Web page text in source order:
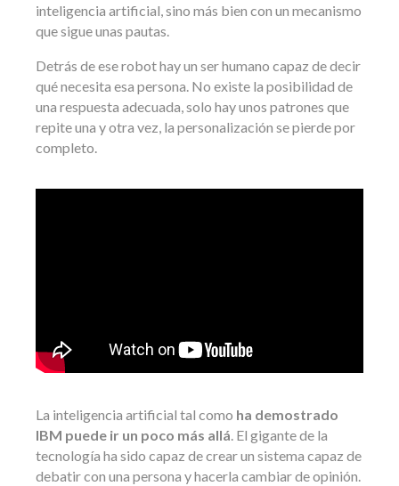
inteligencia artificial, sino más bien con un mecanismo
que sigue unas pautas.
Detrás de ese robot hay un ser humano capaz de decir
qué necesita esa persona. No existe la posibilidad de
una respuesta adecuada, solo hay unos patrones que
repite una y otra vez, la personalización se pierde por
completo.
La inteligencia artificial tal como ha demostrado
IBM puede ir un poco más allá . El gigante de la
tecnología ha sido capaz de crear un sistema capaz de
debatir con una persona y hacerla cambiar de opinión.